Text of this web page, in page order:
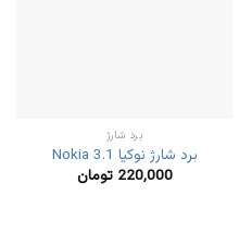
برد شارژ
برد شارژ نوکیا Nokia 3.1
220,000 تومان